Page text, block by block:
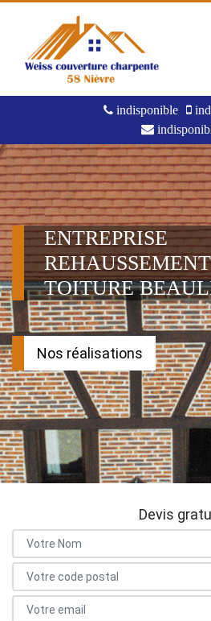
indisponible
ENTREPRISE
TOITURE
Nos réalisations
Devis